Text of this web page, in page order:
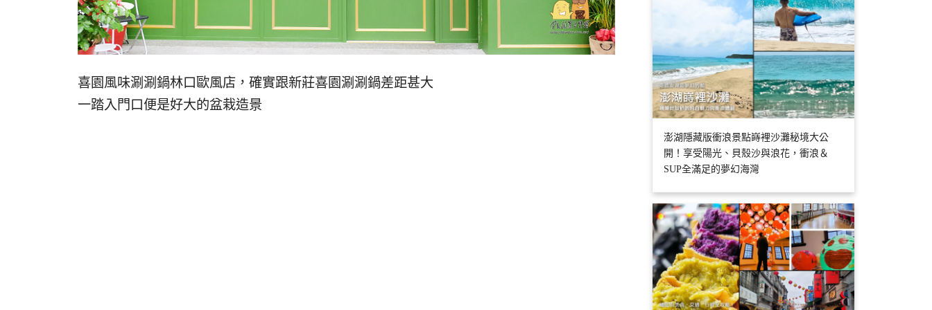
喜園風味涮涮鍋林口歐風店，確實跟新莊喜園涮涮鍋差距甚大
一踏入門口便是好大的盆栽造景
澎湖隱藏版衝浪景點嵵裡沙灘秘境大公
開！享受陽光、貝殼沙與浪花，衝浪＆
SUP全滿足的夢幻海灣